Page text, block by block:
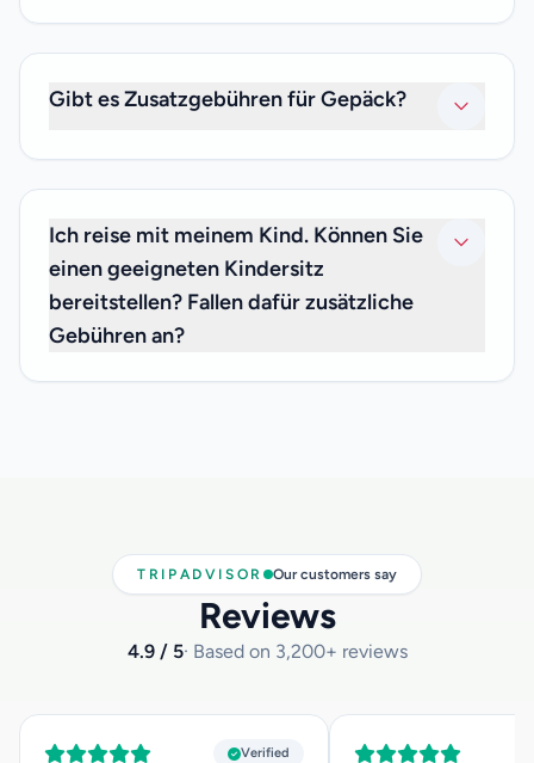
Shuttle. Wir bieten keine gemeinsamen Transferdienste
an.
Gibt es Zusatzgebühren für Gepäck?
über zusätzliche Gebühren machen.
Ich reise mit meinem Kind. Können Sie
einen geeigneten Kindersitz
bereitstellen? Fallen dafür zusätzliche
Gebühren an?
TRIPADVISOR Our customers say
Reviews
4.9 / 5· Based on 3,200+ reviews
Verified